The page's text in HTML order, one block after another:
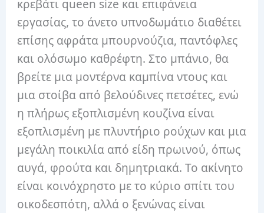
κρεβάτι queen size και επιφάνεια
εργασίας, το άνετο υπνοδωμάτιο διαθέτει
επίσης αφράτα μπουρνούζια, παντόφλες
και ολόσωμο καθρέφτη.Στο μπάνιο, θα
βρείτε μια μοντέρνα καμπίνα ντους και
μια στοίβα από βελούδινες πετσέτες, ενώ
η πλήρως εξοπλισμένη κουζίνα είναι
εξοπλισμένη με πλυντήριο ρούχων και μια
μεγάλη ποικιλία από είδη πρωινού, όπως
αυγά, φρούτα και δημητριακά.Το ακίνητο
είναι κοινόχρηστο με το κύριο σπίτι του
οικοδεσπότη, αλλά ο ξενώνας είναι